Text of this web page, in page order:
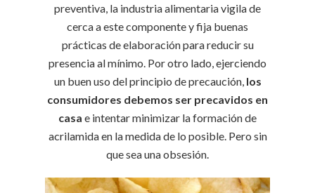
preventiva, la industria alimentaria vigila de
cerca a este componente y fija buenas
prácticas de elaboración para reducir su
presencia al mínimo. Por otro lado, ejerciendo
un buen uso del principio de precaución, los
consumidores debemos ser precavidos en
casa e intentar minimizar la formación de
acrilamida en la medida de lo posible. Pero sin
que sea una obsesión.